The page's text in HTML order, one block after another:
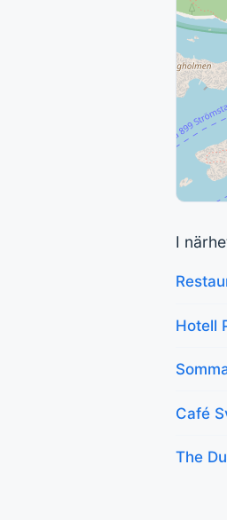
I
Hotell
Café
The